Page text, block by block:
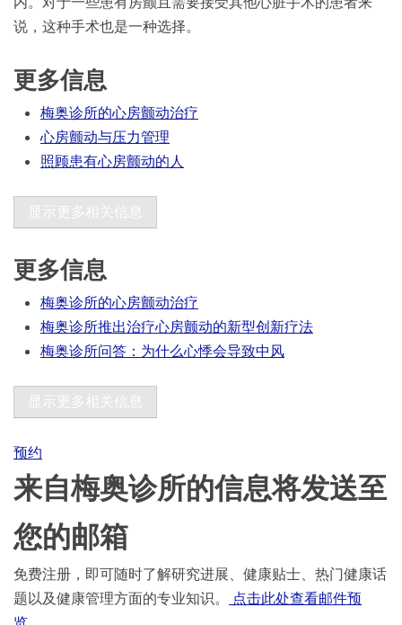
说，这种手术也是一种选择。
更多信息
梅奥诊所的心房颤动治疗
心房颤动与压力管理
照顾患有心房颤动的人
显示更多相关信息
更多信息
梅奥诊所的心房颤动治疗
梅奥诊所推出治疗心房颤动的新型创新疗法
梅奥诊所问答：为什么心悸会导致中风
显示更多相关信息
预约
来自梅奥诊所的信息将发送至
您的邮箱
免费注册，即可随时了解研究进展、健康贴士、热门健康话
题以及健康管理方面的专业知识。
点击此处查看邮件预